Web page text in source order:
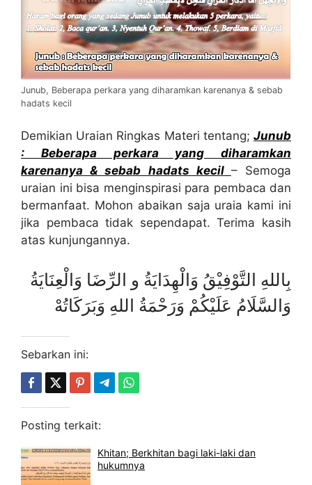
Junub, Beberapa perkara yang diharamkan karenanya & sebab
hadats kecil
Demikian Uraian Ringkas Materi tentang; Junub
: Beberapa perkara yang diharamkan
karenanya & sebab hadats kecil – Semoga
uraian ini bisa menginspirasi para pembaca dan
bermanfaat. Mohon abaikan saja uraia kami ini
jika pembaca tidak sependapat. Terima kasih
atas kunjungannya.
بِاللهِ التَّوْفِيْقُ وَالْهِدَايَةُ و الرِّضَا وَالْعِنَايَةُ
وَالسَّلَامُ عَلَيْكُمْ وَرَحْمَةُ اللهِ وَبَرَكَاتُهْ
Sebarkan ini:
Posting terkait:
Khitan; Berkhitan bagi laki-laki dan
hukumnya